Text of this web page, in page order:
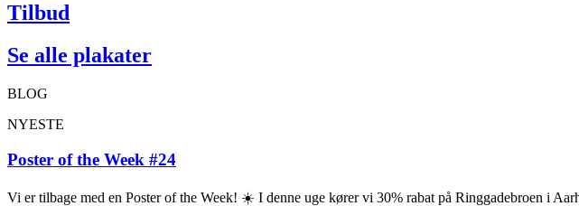
Tilbud
Se alle plakater
BLOG
NYESTE
Poster of the Week #24
Vi er tilbage med en Poster of the Week! ☀️ I denne uge kører vi 30% rabat på Ringgadebroen i